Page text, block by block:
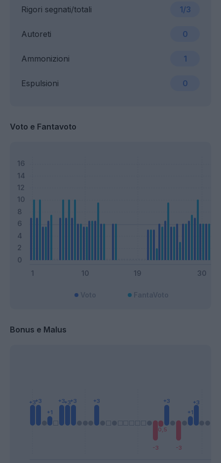
Ammonizioni 1
Rigori segnati/totali 1/3
Espulsioni 0
Autoreti 0
Voto e Fantavoto
Bonus e Malus